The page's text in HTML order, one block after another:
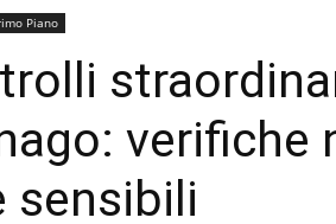
Piano
verifiche
sensibili